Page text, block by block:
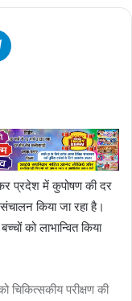
प्रदेश में कुपोषण की दर
किया जा रहा है।
को लाभान्वित किया
चिकित्सकीय परीक्षण की